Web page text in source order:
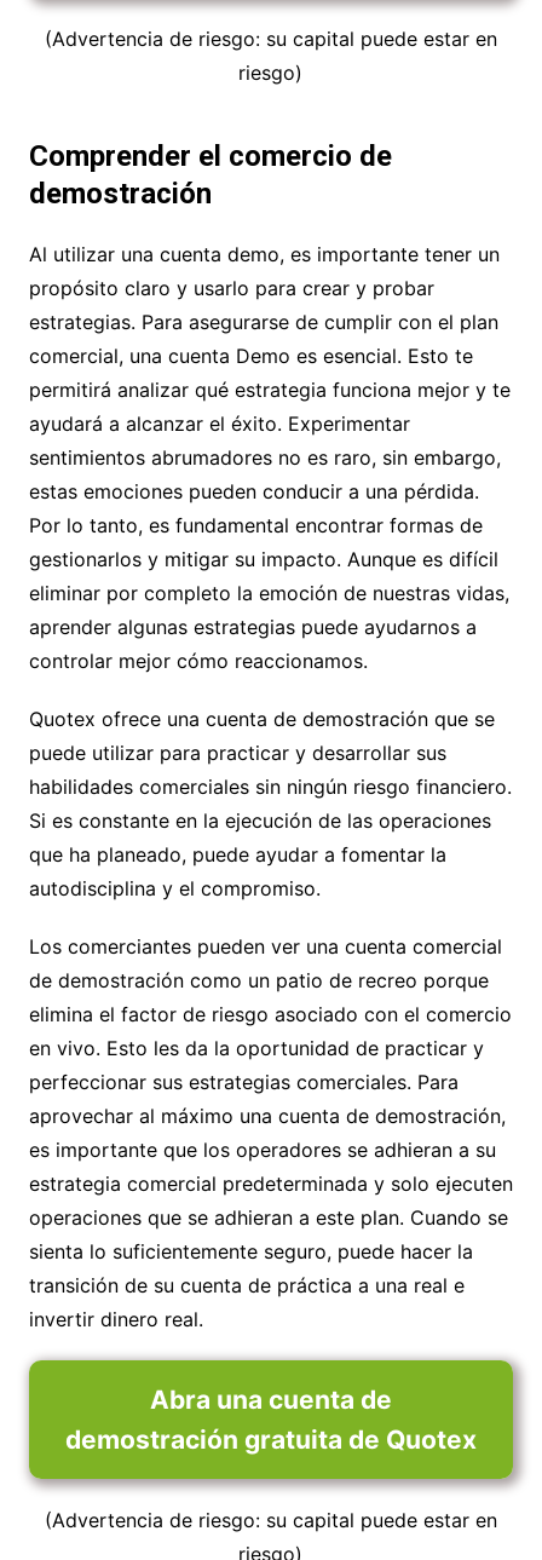
(Advertencia de riesgo: su capital puede estar en
riesgo)
Comprender el comercio de
demostración
Al utilizar una cuenta demo, es importante tener un
propósito claro y usarlo para crear y probar
estrategias. Para asegurarse de cumplir con el plan
comercial, una cuenta Demo es esencial. Esto te
permitirá analizar qué estrategia funciona mejor y te
ayudará a alcanzar el éxito. Experimentar
sentimientos abrumadores no es raro, sin embargo,
estas emociones pueden conducir a una pérdida.
Por lo tanto, es fundamental encontrar formas de
gestionarlos y mitigar su impacto. Aunque es difícil
eliminar por completo la emoción de nuestras vidas,
aprender algunas estrategias puede ayudarnos a
controlar mejor cómo reaccionamos.
Quotex ofrece una cuenta de demostración que se
puede utilizar para practicar y desarrollar sus
habilidades comerciales sin ningún riesgo financiero.
Si es constante en la ejecución de las operaciones
que ha planeado, puede ayudar a fomentar la
autodisciplina y el compromiso.
Los comerciantes pueden ver una cuenta comercial
de demostración como un patio de recreo porque
elimina el factor de riesgo asociado con el comercio
en vivo. Esto les da la oportunidad de practicar y
perfeccionar sus estrategias comerciales. Para
aprovechar al máximo una cuenta de demostración,
es importante que los operadores se adhieran a su
estrategia comercial predeterminada y solo ejecuten
operaciones que se adhieran a este plan. Cuando se
sienta lo suficientemente seguro, puede hacer la
transición de su cuenta de práctica a una real e
invertir dinero real.
Abra una cuenta de
demostración gratuita de Quotex
(Advertencia de riesgo: su capital puede estar en
riesgo)